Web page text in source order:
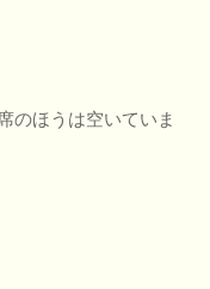
のほうは空いていま